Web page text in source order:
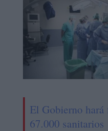
El Gobierno hará
67.000 sanitarios